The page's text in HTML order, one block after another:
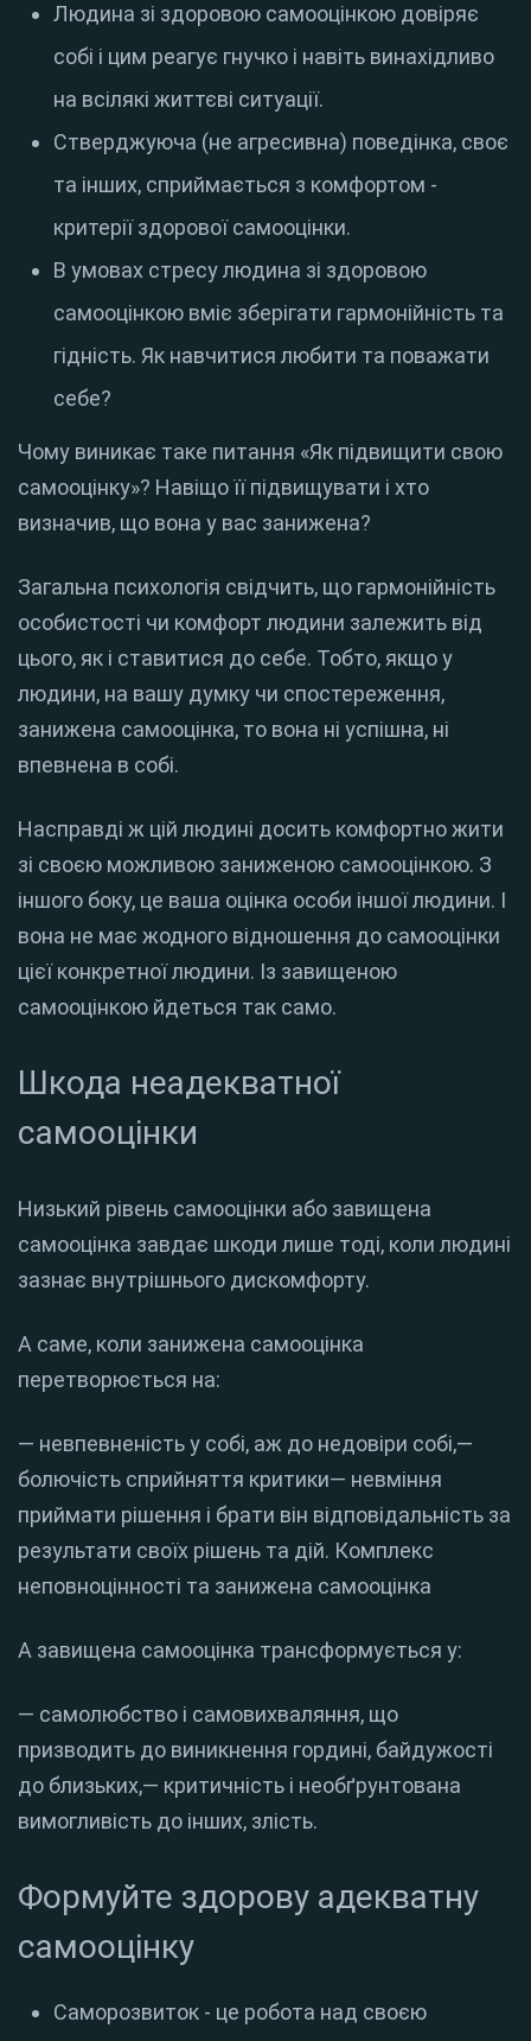
Людина зі здоровою самооцінкою довіряє
собі і цим реагує гнучко і навіть винахідливо
на всілякі життєві ситуації.
Стверджуюча (не агресивна) поведінка, своє
та інших, сприймається з комфортом -
критерії здорової самооцінки.
В умовах стресу людина зі здоровою
самооцінкою вміє зберігати гармонійність та
гідність. Як навчитися любити та поважати
себе?
Чому виникає таке питання «Як підвищити свою
самооцінку»? Навіщо її підвищувати і хто
визначив, що вона у вас занижена?
Загальна психологія свідчить, що гармонійність
особистості чи комфорт людини залежить від
цього, як і ставитися до себе. Тобто, якщо у
людини, на вашу думку чи спостереження,
занижена самооцінка, то вона ні успішна, ні
впевнена в собі.
Насправді ж цій людині досить комфортно жити
зі своєю можливою заниженою самооцінкою. З
іншого боку, це ваша оцінка особи іншої людини. І
вона не має жодного відношення до самооцінки
цієї конкретної людини. Із завищеною
самооцінкою йдеться так само.
Шкода неадекватної
самооцінки
Низький рівень самооцінки або завищена
самооцінка завдає шкоди лише тоді, коли людині
зазнає внутрішнього дискомфорту.
А саме, коли занижена самооцінка
перетворюється на:
— невпевненість у собі, аж до недовіри собі,—
болючість сприйняття критики— невміння
приймати рішення і брати він відповідальність за
результати своїх рішень та дій. Комплекс
неповноцінності та занижена самооцінка
А завищена самооцінка трансформується у:
— самолюбство і самовихваляння, що
призводить до виникнення гордині, байдужості
до близьких,— критичність і необґрунтована
вимогливість до інших, злість.
Формуйте здорову адекватну
самооцінку
Саморозвиток - це робота над своєю